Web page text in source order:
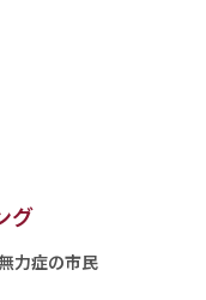
グ
力症の市民